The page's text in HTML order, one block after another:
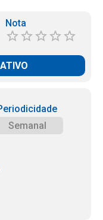
Nota
Semanal